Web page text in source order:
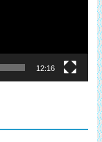
12:16